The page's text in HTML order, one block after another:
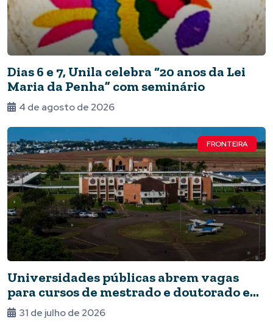
Dias 6 e 7, Unila celebra “20 anos da Lei
Maria da Penha” com seminário
4 de agosto de 2026
FRONTEIRA
Universidades públicas abrem vagas
para cursos de mestrado e doutorado em
Foz31 de julho de 2026